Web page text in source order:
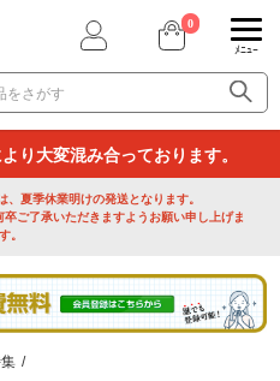
0
ﾒﾆｭｰ
り大変混み合っております。
夏季休業明けの発送となります。
ご了承いただきますようお願い申し上げま
す。
/